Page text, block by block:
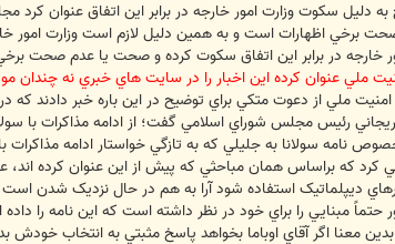
دليل سکوت وزارت امور خارجه در برابر اين اتفاق عنوان
برخي اظهارات است و به همين دليل لازم است وزارت امور
خارجه در برابر اين اتفاق سکوت کرده و صحت يا عدم صحت
ملي عنوان کرده اين اخبار را در سايت هاي خبري نه چندان
ملي از دعوت متکي براي توضيح در اين باره خبر دادند که
رئيس مجلس شوراي اسلامي گفت؛ از ادامه مذاکرات با
نامه سولانا به جليلي که به تازگي خواستار ادامه مذاکرات
که براساس همان مباحثي که پيش از اين عنوان کرده اند،
ديپلماتيک استفاده شود آرا به هم در حال نزديک شدن است
مبنايي را براي خود در نظر داشته است که اين نامه را
معنا اگر آقاي اوباما بخواهد پاسخ مثبتي به انتخاب خودش